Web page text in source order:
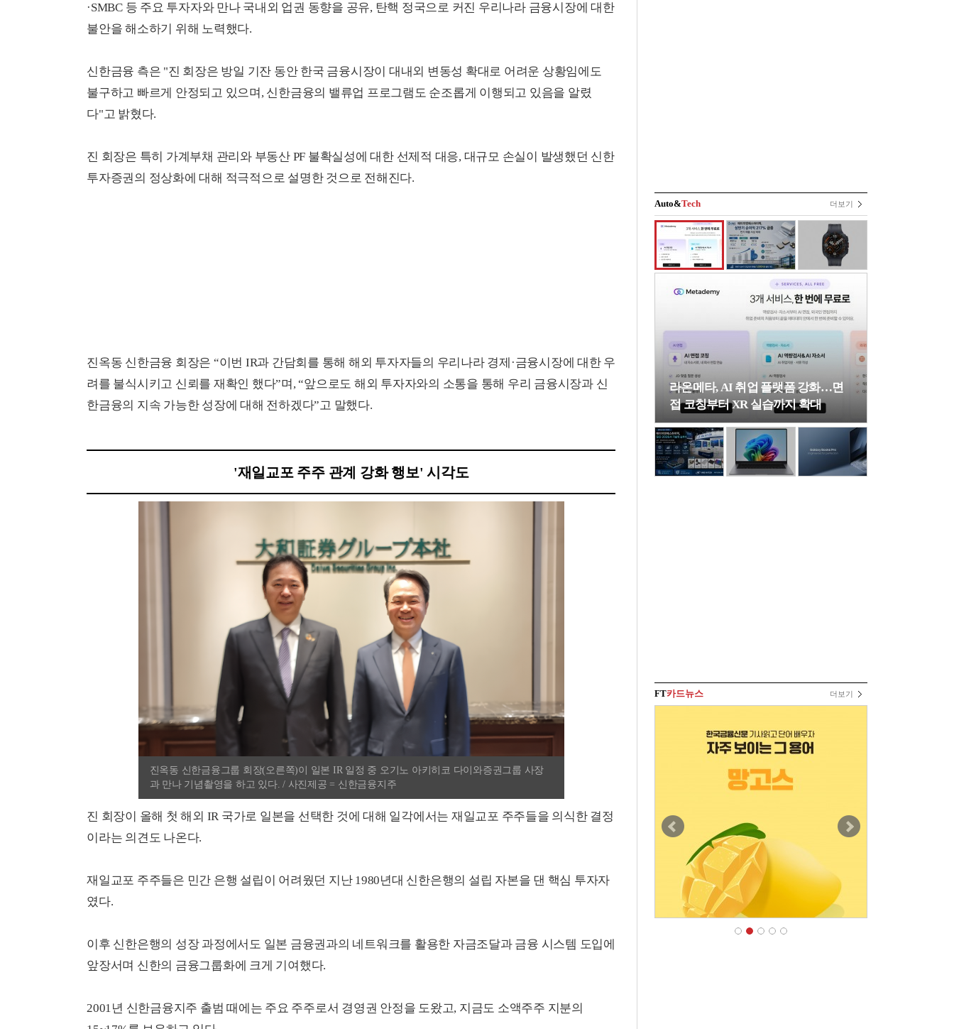
·SMBC 등 주요 투자자와 만나 국내외 업권 동향을 공유, 탄핵 정국으로 커진 우리나라 금융시장에 대한
불안을 해소하기 위해 노력했다.
신한금융 측은 "진 회장은 방일 기잔 동안 한국 금융시장이 대내외 변동성 확대로 어려운 상황임에도
불구하고 빠르게 안정되고 있으며, 신한금융의 밸류업 프로그램도 순조롭게 이행되고 있음을 알렸
다"고 밝혔다.
진 회장은 특히 가계부채 관리와 부동산 PF 불확실성에 대한 선제적 대응, 대규모 손실이 발생했던 신한
투자증권의 정상화에 대해 적극적으로 설명한 것으로 전해진다.
진옥동 신한금융 회장은 “이번 IR과 간담회를 통해 해외 투자자들의 우리나라 경제·금융시장에 대한 우
려를 불식시키고 신뢰를 재확인 했다”며, “앞으로도 해외 투자자와의 소통을 통해 우리 금융시장과 신
한금융의 지속 가능한 성장에 대해 전하겠다”고 말했다.
'재일교포 주주 관계 강화 행보' 시각도
진옥동 신한금융그룹 회장(오른쪽)이 일본 IR 일정 중 오기노 아키히코 다이와증권그룹 사장
과 만나 기념촬영을 하고 있다. / 사진제공 = 신한금융지주
진 회장이 올해 첫 해외 IR 국가로 일본을 선택한 것에 대해 일각에서는 재일교포 주주들을 의식한 결정
이라는 의견도 나온다.
재일교포 주주들은 민간 은행 설립이 어려웠던 지난 1980년대 신한은행의 설립 자본을 댄 핵심 투자자
였다.
이후 신한은행의 성장 과정에서도 일본 금융권과의 네트워크를 활용한 자금조달과 금융 시스템 도입에
앞장서며 신한의 금융그룹화에 크게 기여했다.
2001년 신한금융지주 출범 때에는 주요 주주로서 경영권 안정을 도왔고, 지금도 소액주주 지분의
Auto&Tech 더보기
라온메타, AI 취업 플랫폼 강화…면
접 코칭부터 XR 실습까지 확대
FT카드뉴스 더보기